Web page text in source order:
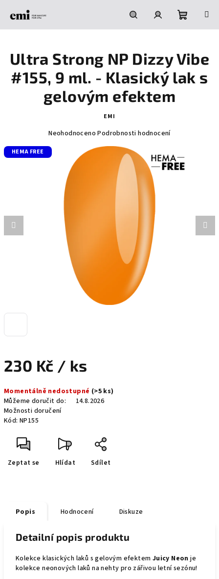
HledatPřihlášeníNákupní
košík
230 Kč / ks
cena:
Momentálně nedostupné (>5 ks)
Můžeme doručit do:
14.8.2026
Možnosti doručení
Kód: NP155
Zeptat se Hlídat Sdílet
Ultra Strong NP Dizzy Vibe
#155, 9 ml. - Klasický lak s
gelovým efektem
EMI
Průměrné
produktu
hvězdiček.
Neohodnoceno Podrobnosti hodnocení
HEMA FREE
Popis Hodnocení Diskuze
Detailní popis produktu
Kolekce klasických laků s gelovým efektem Juicy Neon je
kolekce neonových laků na nehty pro zářivou letní sezónu!